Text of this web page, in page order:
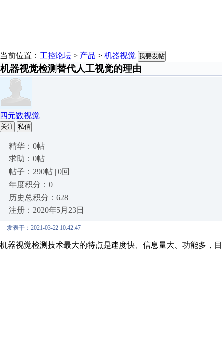
当前位置： 工控论坛 > 产品 > 机器视觉 我要发帖
机器视觉检测替代人工视觉的理由
四元数视觉
关注 私信
精华：0帖
求助：0帖
帖子：290帖 | 0回
年度积分：0
历史总积分：628
注册：2020年5月23日
发表于：2021-03-22 10:42:47
机器视觉检测技术最大的特点是速度快、信息量大、功能多，